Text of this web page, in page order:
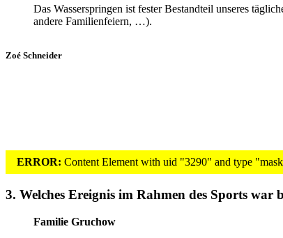
Das Wasserspringen ist fester Bestandteil unseres
andere Familienfeiern, …).
Zoé Schneider
ERROR: Content Element with uid "3290" and type
3. Welches Ereignis im Rahmen des Sports war
Familie Gruchow